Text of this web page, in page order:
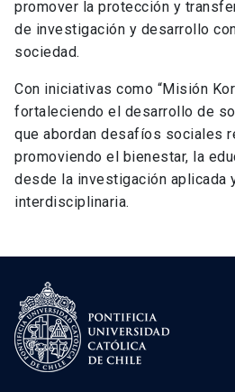
promover la protección y
de investigación y desarrollo
sociedad.
Con iniciativas como “Misión
fortaleciendo el desarrollo de
que abordan desafíos sociales
promoviendo el bienestar, la
desde la investigación aplicada
interdisciplinaria.